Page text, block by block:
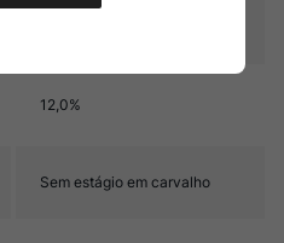
12,0%
Sem estágio em carvalho